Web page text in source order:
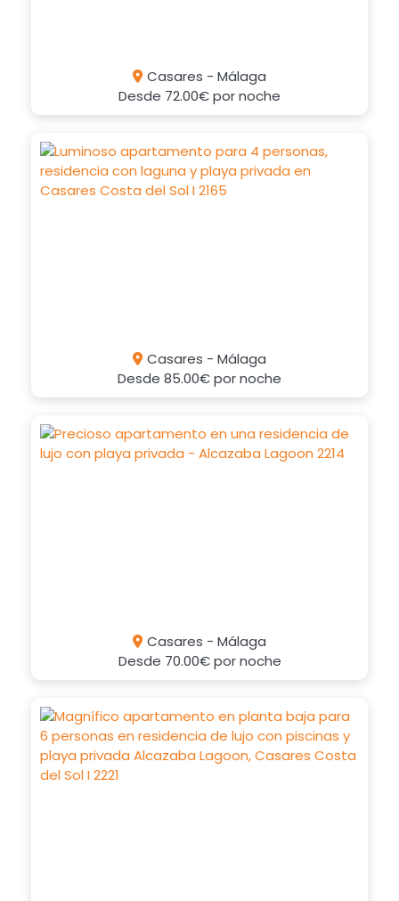
Casares - Málaga
Desde 72.00€por noche
Casares - Málaga
Desde 85.00€por noche
Casares - Málaga
Desde 70.00€por noche